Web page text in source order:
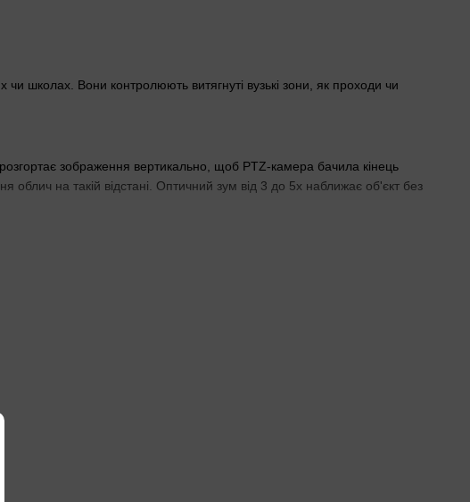
школах. Вони контролюють витягнуті вузькі зони, як проходи чи
зображення вертикально, щоб PTZ-камера бачила кінець
облич на такій відстані. Оптичний зум від 3 до 5x наближає об'єкт без
PTZ з більшим зумом